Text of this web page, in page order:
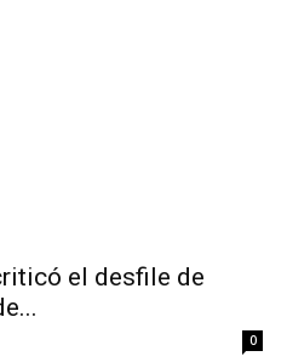
el desfile de
0